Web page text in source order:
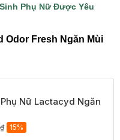
Phụ Nữ Được Yêu
Odor Fresh Ngăn Mùi
Nữ Lactacyd Ngăn
15%